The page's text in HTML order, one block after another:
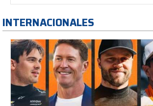
INTERNACIONALES